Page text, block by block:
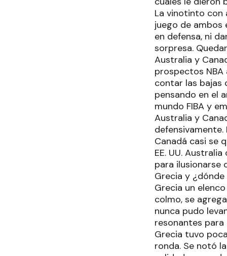
La vinotinto con
juego de ambos
en defensa, ni
sorpresa.
Australia y
prospectos NBA
contar las bajas
pensando en el
mundo FIBA y
Australia y
Canadá casi se
EE. UU.
para ilusionarse
Grecia y
Grecia un
colmo, se
nunca pudo
resonantes
Grecia tuvo
ronda. Se notó